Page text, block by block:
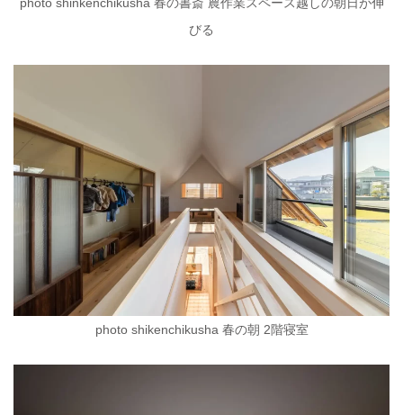
びる
photo shikenchikusha 春の朝 2階寝室